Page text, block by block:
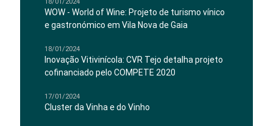
WOW - World of Wine: Projeto de turismo vínico
e gastronómico em Vila Nova de Gaia
18/01/2024
Inovação Vitivinícola: CVR Tejo detalha projeto
cofinanciado pelo COMPETE 2020
17/01/2024
Cluster da Vinha e do Vinho